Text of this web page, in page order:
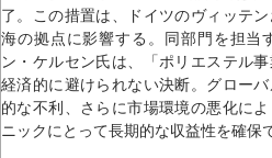
了。この措置は、ドイツのヴィッテ
海の拠点に影響する。同部門を担当
ン・ケルセン氏は、「ポリエステル
経済的に避けられない決断。グロー
的な不利、さらに市場環境の悪化に
ニックにとって長期的な収益性を確保